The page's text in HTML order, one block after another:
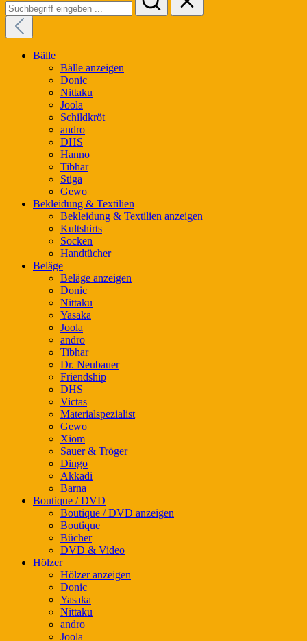
Bälle
Bälle anzeigen
Donic
Nittaku
Joola
Schildkröt
andro
DHS
Hanno
Tibhar
Stiga
Gewo
Bekleidung & Textilien
Bekleidung & Textilien anzeigen
Kultshirts
Socken
Handtücher
Beläge
Beläge anzeigen
Donic
Nittaku
Yasaka
Joola
andro
Tibhar
Dr. Neubauer
Friendship
DHS
Victas
Materialspezialist
Gewo
Xiom
Sauer & Tröger
Dingo
Akkadi
Barna
Boutique / DVD
Boutique / DVD anzeigen
Boutique
Bücher
DVD & Video
Hölzer
Hölzer anzeigen
Donic
Yasaka
Nittaku
andro
Joola